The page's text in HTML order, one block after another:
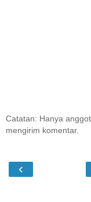
Catatan: Hanya
mengirim komentar.
‹